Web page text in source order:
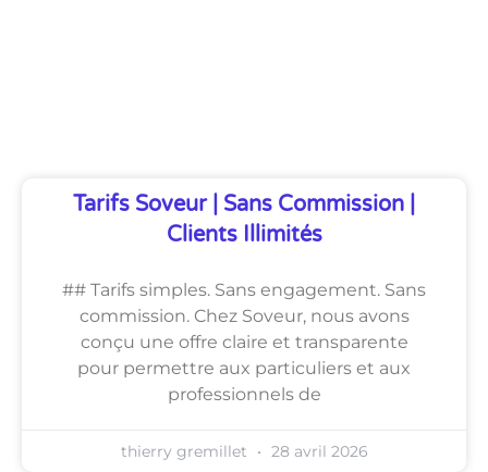
Tarifs Soveur | Sans Commission |
Clients Illimités
## Tarifs simples. Sans engagement. Sans
commission. Chez Soveur, nous avons
conçu une offre claire et transparente
pour permettre aux particuliers et aux
professionnels de
thierry gremillet 28 avril 2026